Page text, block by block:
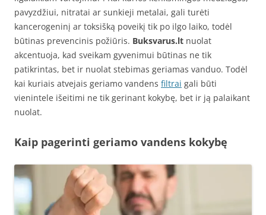
pavyzdžiui, nitratai ar sunkieji metalai, gali turėti
kancerogeninį ar toksišką poveikį tik po ilgo laiko, todėl
būtinas prevencinis požiūris. Buksvarus.lt nuolat
akcentuoja, kad sveikam gyvenimui būtinas ne tik
patikrintas, bet ir nuolat stebimas geriamas vanduo. Todėl
kai kuriais atvejais geriamo vandens filtrai gali būti
vienintele išeitimi ne tik gerinant kokybę, bet ir ją palaikant
nuolat.
Kaip pagerinti geriamo vandens kokybę